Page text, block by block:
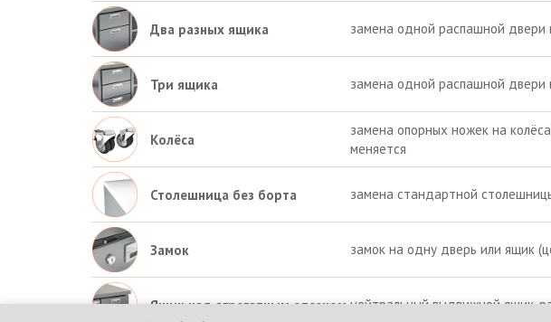
Два разных ящика замена одной распашной двери
Три ящика замена одной распашной
Колёса
замена опорных ножек на
меняется
Столешница без борта замена стандартной
Замок замок на одну дверь или ящик
Ящик над агрегатным отсеком нейтральный выдвижной ящик,